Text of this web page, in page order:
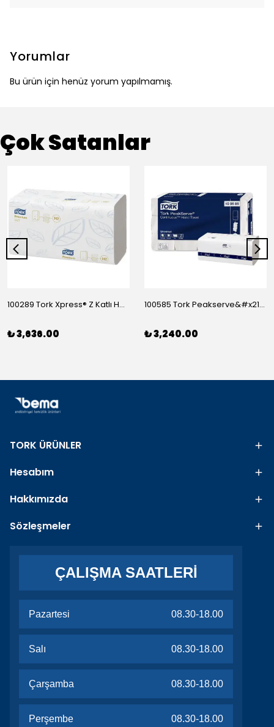
Yorumlar
Bu ürün için henüz yorum yapılmamış.
Çok Satanlar
100289 Tork Xpress® Z Katlı Havlu Premium 150*21
₺ 3,636.00
100585 Tork Peakserve&#x2122; Sürekli Havlu 410*12
₺ 3,240.00
TORK ÜRÜNLER
Hesabım
Hakkımızda
Sözleşmeler
ÇALIŞMA SAATLERİ
Pazartesi 08.30-18.00
Salı 08.30-18.00
Çarşamba 08.30-18.00
Perşembe 08.30-18.00